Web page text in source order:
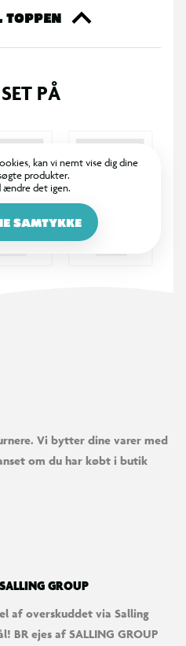
natlige følgesvend for børn.
(medfølger ikke)
TOPPEN
PÅ
kan vi nemt vise dig dine
produkter.
ændre det igen.
SAMTYKKE
Vi bytter dine varer med
om du har købt i butik
GROUP
af overskuddet via Salling
BR ejes af SALLING GROUP